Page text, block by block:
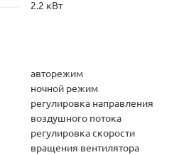
2.2 кВт
авторежим
ночной режим
регулировка направления
воздушного потока
регулировка скорости
вращения вентилятора